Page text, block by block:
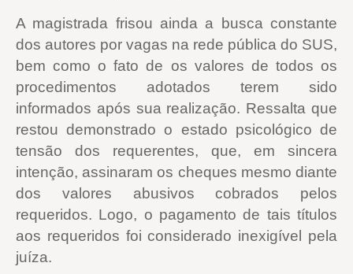
A magistrada frisou ainda a busca constante
dos autores por vagas na rede pública do SUS,
bem como o fato de os valores de todos os
procedimentos adotados terem sido
informados após sua realização. Ressalta que
restou demonstrado o estado psicológico de
tensão dos requerentes, que, em sincera
intenção, assinaram os cheques mesmo diante
dos valores abusivos cobrados pelos
requeridos. Logo, o pagamento de tais títulos
aos requeridos foi considerado inexigível pela
juíza.